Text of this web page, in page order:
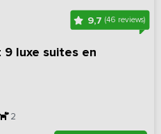
9,7(46 reviews)
luxe suites en
2